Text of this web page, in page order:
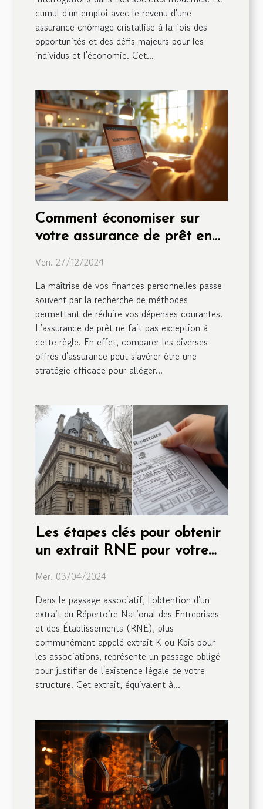
cumul d'un emploi avec le revenu d'une
assurance chômage cristallise à la fois des
opportunités et des défis majeurs pour les
individus et l'économie. Cet...
Comment économiser sur
votre assurance de prêt en
Ven. 27/12/2024
La maîtrise de vos finances personnelles passe
souvent par la recherche de méthodes
permettant de réduire vos dépenses courantes.
L'assurance de prêt ne fait pas exception à
cette règle. En effet, comparer les diverses
offres d'assurance peut s'avérer être une
stratégie efficace pour alléger...
Les étapes clés pour obtenir
un extrait RNE pour votre
association
Mer. 03/04/2024
Dans le paysage associatif, l'obtention d'un
extrait du Répertoire National des Entreprises
et des Établissements (RNE), plus
communément appelé extrait K ou Kbis pour
les associations, représente un passage obligé
pour justifier de l'existence légale de votre
structure. Cet extrait, équivalent à...